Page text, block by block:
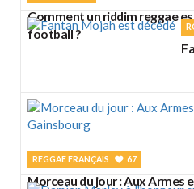
Comment un riddim reggae
football ?
REGGAE FRANÇAIS 67
Morceau du jour : Aux Armes